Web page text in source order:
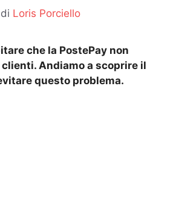
di Loris Porciello
che la PostePay non
Andiamo a scoprire il
questo problema.